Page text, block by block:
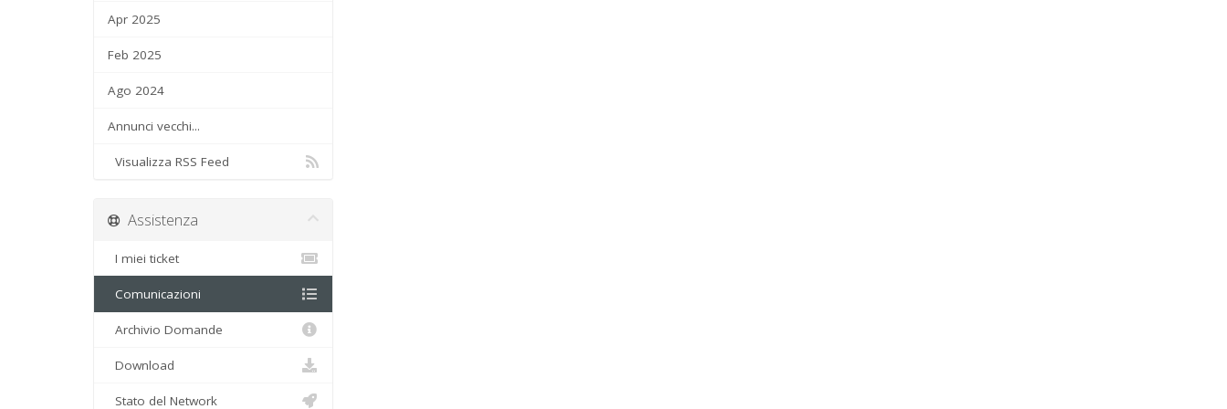
Apr 2025
Feb 2025
Ago 2024
Annunci vecchi...
Visualizza RSS Feed
Assistenza
I miei ticket
Comunicazioni
Archivio Domande
Download
Stato del Network